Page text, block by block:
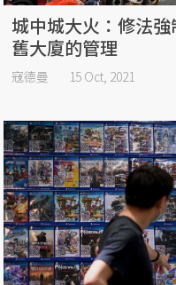
城中城大火：修法
舊大廈的管理
寇德曼 15 Oct, 2021